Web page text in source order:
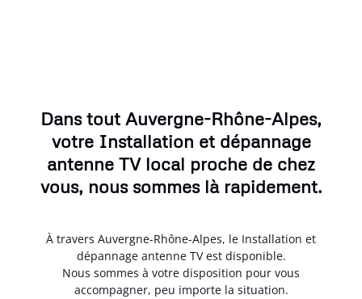
Dans tout Auvergne-Rhône-Alpes,
votre Installation et dépannage
antenne TV local proche de chez
vous, nous sommes là rapidement.
À travers Auvergne-Rhône-Alpes, le Installation et
dépannage antenne TV est disponible.
Nous sommes à votre disposition pour vous
accompagner, peu importe la situation.